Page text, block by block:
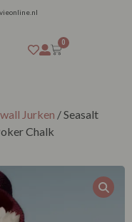
0
Jurken / Seasalt
Chalk